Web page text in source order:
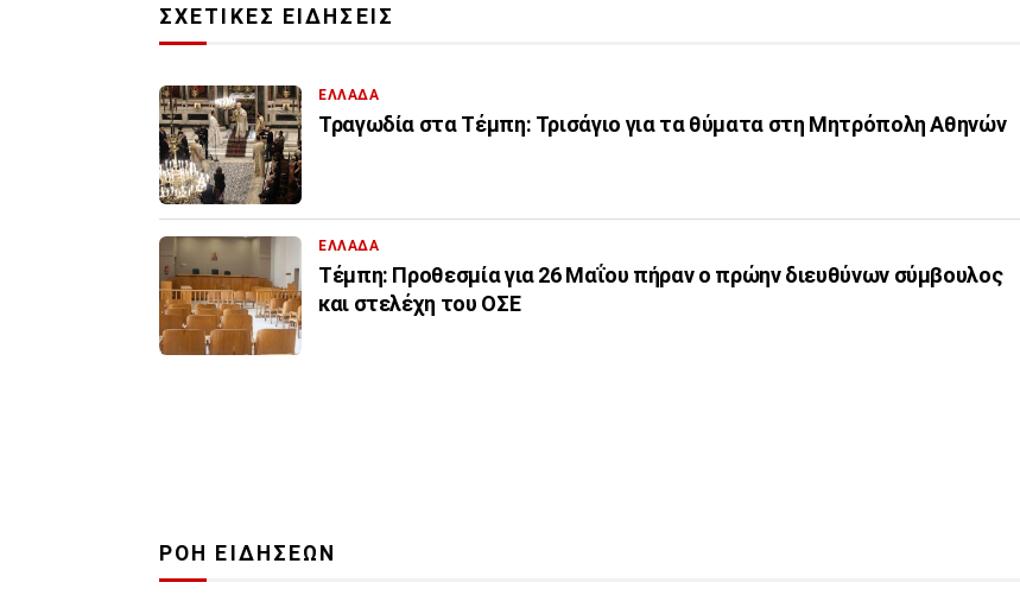
ΣΧΕΤΙΚΕΣ ΕΙΔΗΣΕΙΣ
ΕΛΛΑΔΑ
Τραγωδία στα Τέμπη: Τρισάγιο για τα θύματα στη Μητρόπολη Αθηνών
ΕΛΛΑΔΑ
Τέμπη: Προθεσμία για 26 Μαΐου πήραν ο πρώην διευθύνων σύμβουλος
και στελέχη του ΟΣΕ
ΡΟΗ ΕΙΔΗΣΕΩΝ